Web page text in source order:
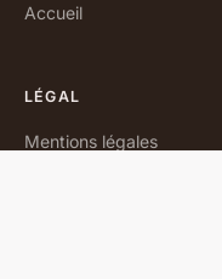
Accueil
LÉGAL
Mentions légales